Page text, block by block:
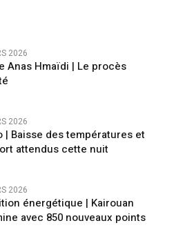
2026
Anas Hmaïdi | Le procès
2026
| Baisse des températures et
attendus cette nuit
2026
énergétique | Kairouan
avec 850 nouveaux points